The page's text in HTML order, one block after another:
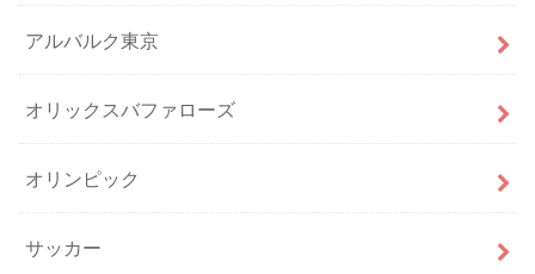
アルバルク東京
オリックスバファローズ
オリンピック
サッカー